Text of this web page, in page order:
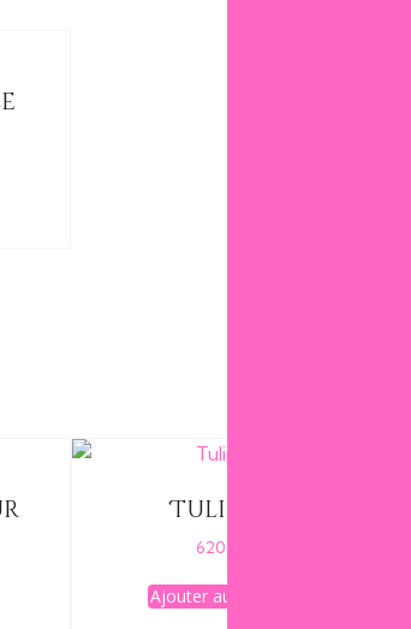
Tulipes
620
Ajouter au panier